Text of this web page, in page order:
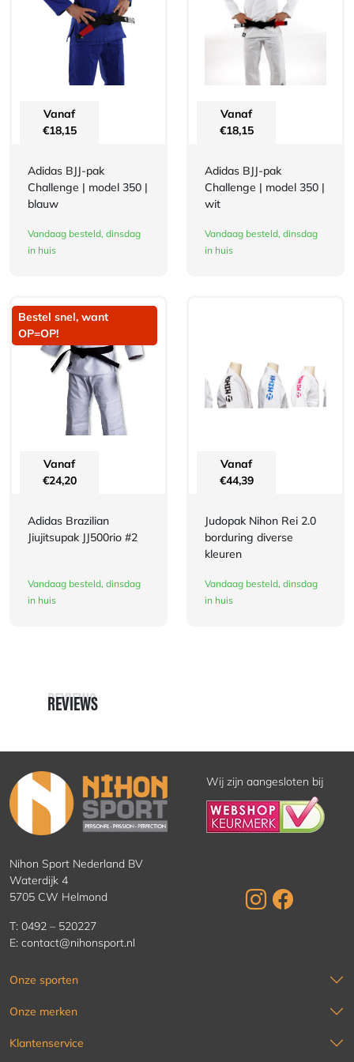
Vanaf
€18,15
Adidas BJJ-pak
Challenge | model 350 |
blauw
Vandaag besteld, dinsdag
in huis
Vanaf
€18,15
Adidas BJJ-pak
Challenge | model 350 |
wit
Vandaag besteld, dinsdag
in huis
Bestel snel, want
OP=OP!
Vanaf
€24,20
Adidas Brazilian
Jiujitsupak JJ500rio #2
Vandaag besteld, dinsdag
in huis
Vanaf
€44,39
Judopak Nihon Rei 2.0
borduring diverse
kleuren
Vandaag besteld, dinsdag
in huis
REVIEWS
REVIEWS
Wij zijn aangesloten bij
Nihon Sport Nederland BV
Waterdijk 4
5705 CW Helmond
T: 0492 – 520227
E: contact@nihonsport.nl
Onze sporten
Onze merken
Klantenservice